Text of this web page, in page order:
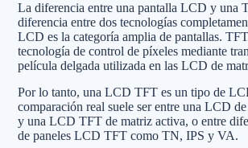
La diferencia entre una pantalla LCD y una
diferencia entre dos tecnologías
LCD es la categoría amplia de pantallas.
tecnología de control de píxeles mediante
película delgada utilizada en las LCD de
Por lo tanto, una LCD TFT es un tipo de
comparación real suele ser entre una LCD
y una LCD TFT de matriz activa, o entre
de paneles LCD TFT como TN, IPS y VA.